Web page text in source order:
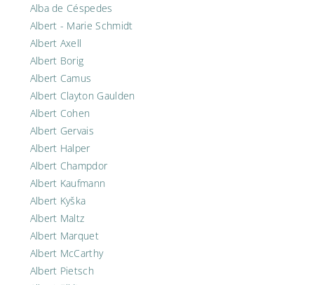
Alba de Céspedes
Albert - Marie Schmidt
Albert Axell
Albert Borig
Albert Camus
Albert Clayton Gaulden
Albert Cohen
Albert Gervais
Albert Halper
Albert Champdor
Albert Kaufmann
Albert Kyška
Albert Maltz
Albert Marquet
Albert McCarthy
Albert Pietsch